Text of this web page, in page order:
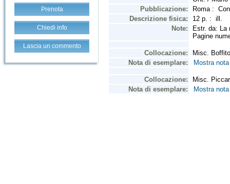
Prenota
Chiedi info
Lascia un commento